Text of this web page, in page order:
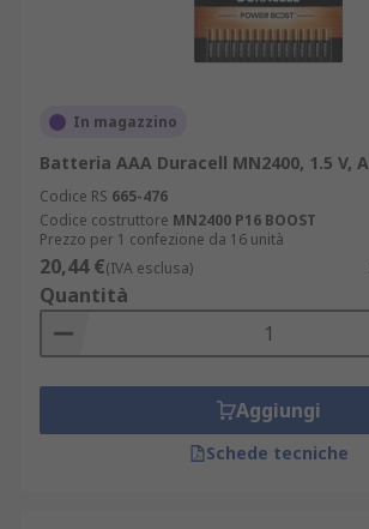
In magazzino
Batteria AAA Duracell MN2400, 1.5 V,
Codice RS 665-476
Codice costruttore MN2400 P16 BOOST
Prezzo per 1 confezione da 16 unità
20,44 €(IVA esclusa)
Quantità
Aggiungi
Schede tecniche